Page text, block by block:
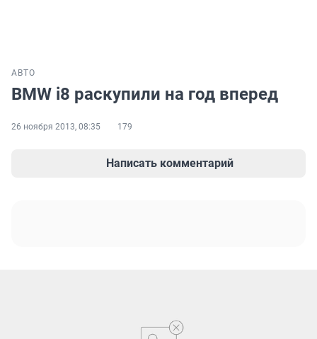
АВТО
BMW i8 раскупили на год вперед
26 ноября 2013, 08:35 179
Написать комментарий